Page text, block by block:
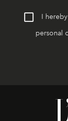
I
personal